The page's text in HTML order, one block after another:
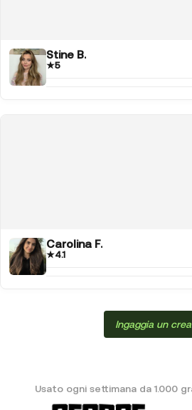
Stine B.
★5
Carolina F.
★4.1
Ingaggia un
Usato ogni settimana da 1.000